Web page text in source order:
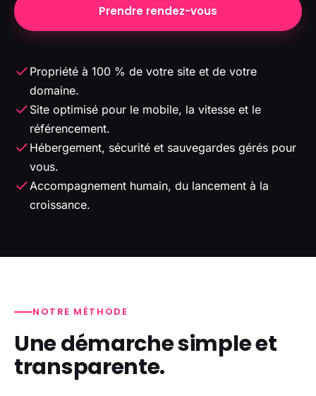
Prendre rendez-vous
Propriété à 100 % de votre site et de votre
domaine.
Site optimisé pour le mobile, la vitesse et le
référencement.
Hébergement, sécurité et sauvegardes gérés pour
vous.
Accompagnement humain, du lancement à la
croissance.
NOTRE MÉTHODE
Une démarche simple et
transparente.